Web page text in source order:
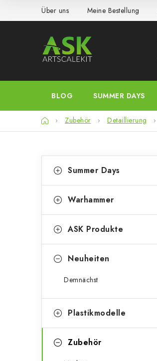
Über uns Meine Bestellung
BLOG SUMMER DAYS
StartseiteZubehör Detaillierung
e
t
e
e
s
überspringen
a
e
o
e
Summer Days
Warhammer
ASK Produkte
Neuheiten
Demnächst
Plastikmodelle
Zubehör